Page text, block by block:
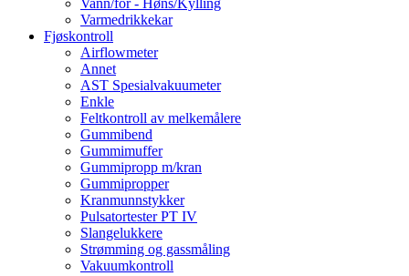
Varmedrikkekar
Fjøskontroll
Airflowmeter
Annet
AST Spesialvakuumeter
Enkle
Feltkontroll av melkemålere
Gummibend
Gummimuffer
Gummipropp m/kran
Gummipropper
Kranmunnstykker
Pulsatortester PT IV
Slangelukkere
Strømming og gassmåling
Vakuumkontroll